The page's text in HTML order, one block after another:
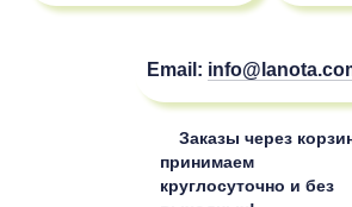
Email:
Заказы через
принимаем
круглосуточно и без